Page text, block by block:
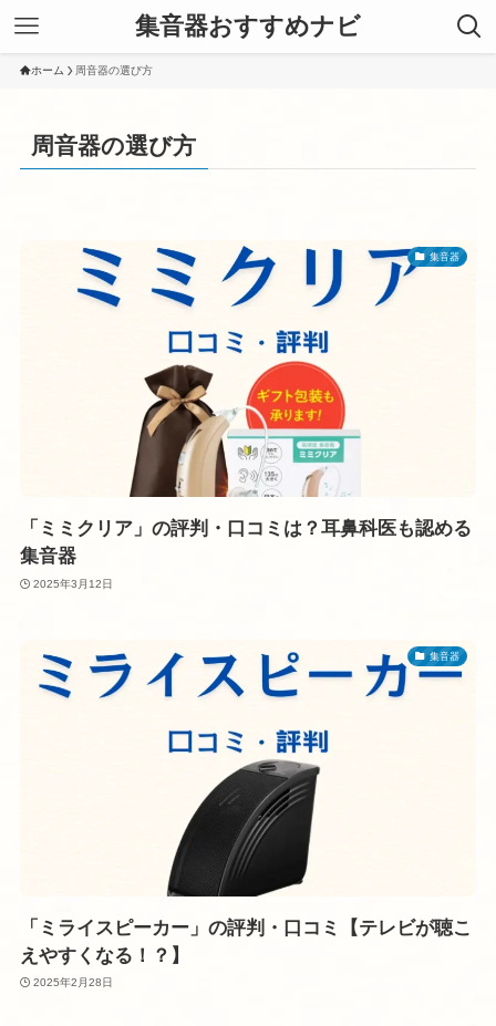
集音器おすすめナビ
ホーム 周音器の選び方
周音器の選び方
集音器
「ミミクリア」の評判・口コミは？耳鼻科医も認める
集音器
2025年3月12日
集音器
「ミライスピーカー」の評判・口コミ【テレビが聴こ
えやすくなる！？】
2025年2月28日